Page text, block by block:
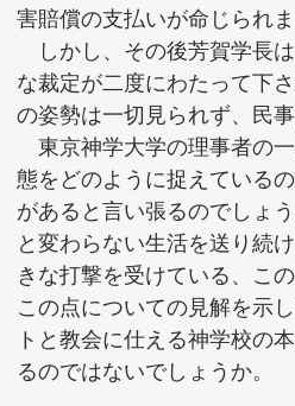
害賠償の支払いが命じられま
しかし、その後芳賀学長
な裁定が二度にわたって下
の姿勢は一切見られず、民
東京神学大学の理事者の
態をどのように捉えている
があると言い張るのでしょ
と変わらない生活を送り続
きな打撃を受けている、こ
この点についての見解を示
トと教会に仕える神学校の
るのではないでしょうか。